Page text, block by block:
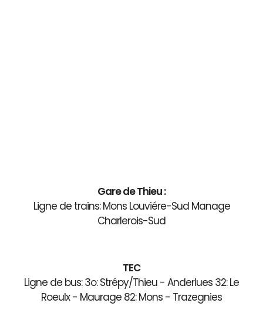
Gare de Thieu :
Ligne de trains: Mons Louviére-Sud Manage
Charlerois-Sud
TEC
Ligne de bus: 3o: Strépy/Thieu - Anderlues 32: Le
Roeulx - Maurage 82: Mons - Trazegnies